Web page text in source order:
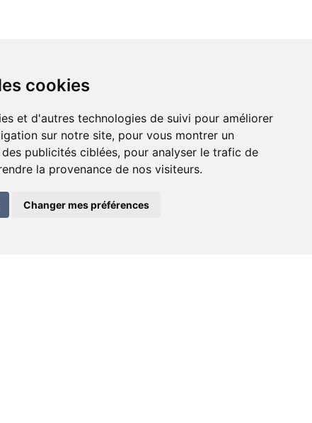
cookies
et d'autres technologies de suivi pour améliorer
sur notre site, pour vous montrer un
publicités ciblées, pour analyser le trafic de
la provenance de nos visiteurs.
Changer mes préférences